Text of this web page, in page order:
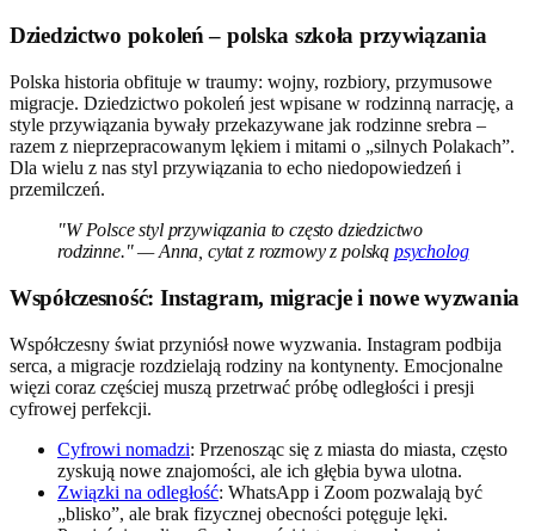
Dziedzictwo pokoleń – polska szkoła przywiązania
Polska historia obfituje w traumy: wojny, rozbiory, przymusowe
migracje. Dziedzictwo pokoleń jest wpisane w rodzinną narrację, a
style przywiązania bywały przekazywane jak rodzinne srebra –
razem z nieprzepracowanym lękiem i mitami o „silnych Polakach”.
Dla wielu z nas styl przywiązania to echo niedopowiedzeń i
przemilczeń.
"W Polsce styl przywiązania to często dziedzictwo
rodzinne." — Anna, cytat z rozmowy z polską psycholog
Współczesność: Instagram, migracje i nowe wyzwania
Współczesny świat przyniósł nowe wyzwania. Instagram podbija
serca, a migracje rozdzielają rodziny na kontynenty. Emocjonalne
więzi coraz częściej muszą przetrwać próbę odległości i presji
cyfrowej perfekcji.
Cyfrowi nomadzi: Przenosząc się z miasta do miasta, często
zyskują nowe znajomości, ale ich głębia bywa ulotna.
Związki na odległość: WhatsApp i Zoom pozwalają być
„blisko”, ale brak fizycznej obecności potęguje lęki.